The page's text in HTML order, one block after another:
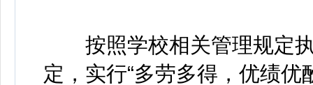
按照学校相关管理规定执
定，实行“多劳多得，优绩优